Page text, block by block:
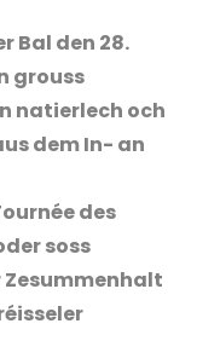
Bal den 28.
grouss
natierlech och
dem In- an
des
soss